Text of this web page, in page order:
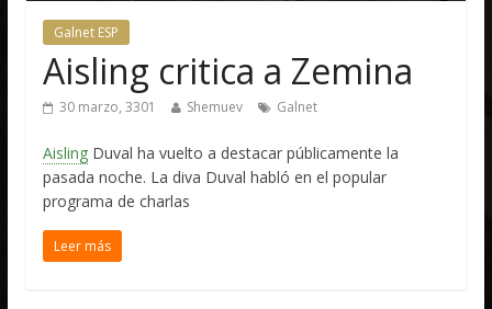
Galnet ESP
Aisling critica a Zemina
30 marzo, 3301 Shemuev Galnet
Aisling Duval ha vuelto a destacar públicamente la
pasada noche. La diva Duval habló en el popular
programa de charlas
Leer más